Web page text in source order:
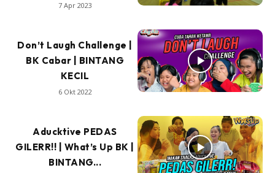
7 Apr 2023
Don’t Laugh Challenge |
BK Cabar | BINTANG
KECIL
6 Okt 2022
Aducktive PEDAS
GILERR!! | What’s Up BK |
BINTANG...